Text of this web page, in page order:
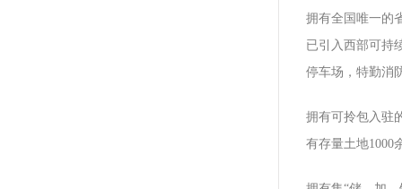
拥有全国唯一的
已引入西部可持
停车场，特勤消
拥有可拎包入驻
有存量土地1000